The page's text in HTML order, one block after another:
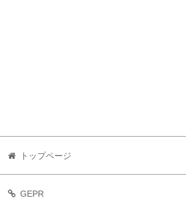
トップページ
GEPR